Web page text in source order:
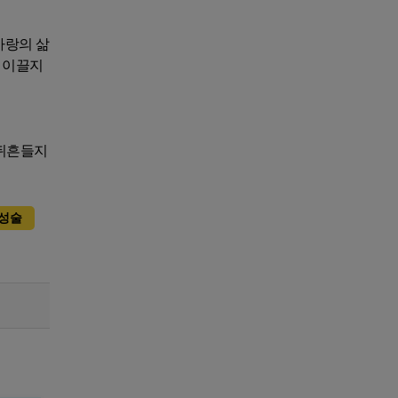
랑의 삶
끌지
흔들지
술